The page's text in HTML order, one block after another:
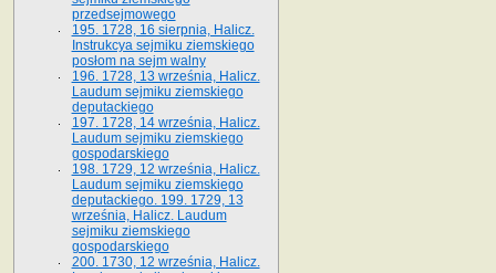
przedsejmowego
195. 1728, 16 sierpnia, Halicz.
Instrukcya sejmiku ziemskiego
posłom na sejm walny
196. 1728, 13 września, Halicz.
Laudum sejmiku ziemskiego
deputackiego
197. 1728, 14 września, Halicz.
Laudum sejmiku ziemskiego
gospodarskiego
198. 1729, 12 września, Halicz.
Laudum sejmiku ziemskiego
deputackiego. 199. 1729, 13
września, Halicz. Laudum
sejmiku ziemskiego
gospodarskiego
200. 1730, 12 września, Halicz.